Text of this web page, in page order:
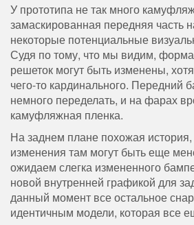
У прототипа не так много
замаскированная передняя часть
некоторые потенциальные
Судя по тому, что мы видим,
решеток могут быть изменены,
чего-то кардинального. Передний
немного переделать, и на фарах
камуфляжная пленка.
На заднем плане похожая
изменения там могут быть еще
ожидаем слегка измененного
новой внутренней графикой для
данный момент все остальное
идентичным модели, которая все